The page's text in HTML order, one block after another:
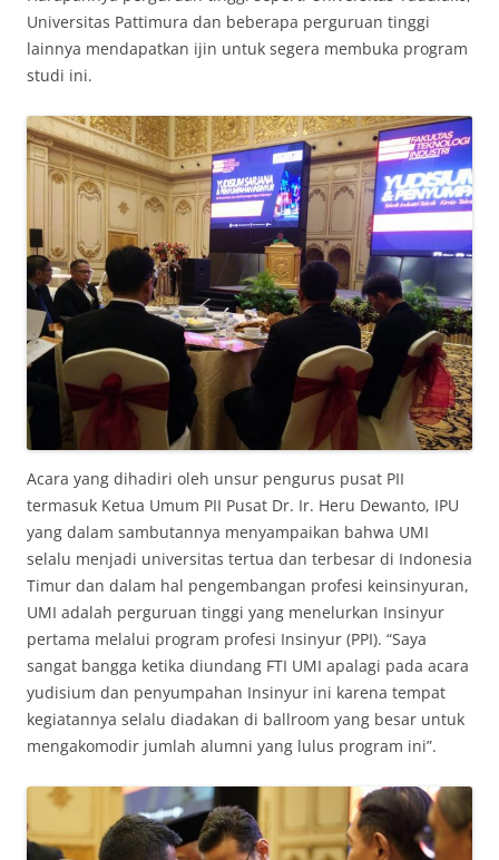
Universitas Pattimura dan beberapa perguruan tinggi
lainnya mendapatkan ijin untuk segera membuka program
studi ini.
Acara yang dihadiri oleh unsur pengurus pusat PII
termasuk Ketua Umum PII Pusat Dr. Ir. Heru Dewanto, IPU
yang dalam sambutannya menyampaikan bahwa UMI
selalu menjadi universitas tertua dan terbesar di Indonesia
Timur dan dalam hal pengembangan profesi keinsinyuran,
UMI adalah perguruan tinggi yang menelurkan Insinyur
pertama melalui program profesi Insinyur (PPI). “Saya
sangat bangga ketika diundang FTI UMI apalagi pada acara
yudisium dan penyumpahan Insinyur ini karena tempat
kegiatannya selalu diadakan di ballroom yang besar untuk
mengakomodir jumlah alumni yang lulus program ini”.